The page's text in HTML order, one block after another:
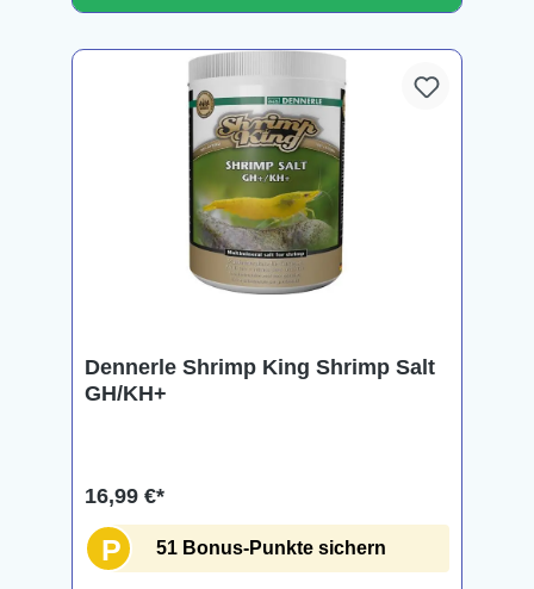
Dennerle Shrimp King Shrimp Salt
GH/KH+
16,99 €*
P 51 Bonus-Punkte sichern